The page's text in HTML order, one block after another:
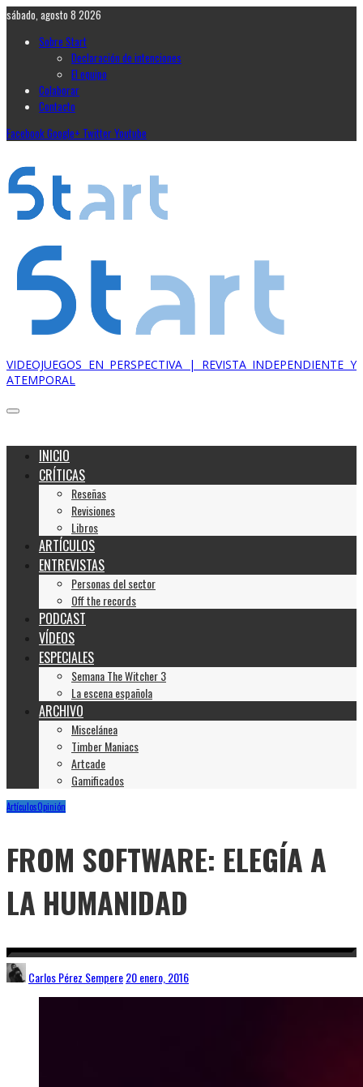
sábado, agosto 8 2026
Sobre Start
Declaración de intenciones
El equipo
Colaborar
Contacto
FacebookGoogle+ TwitterYoutube
VIDEOJUEGOS EN PERSPECTIVA | REVISTA INDEPENDIENTE Y
ATEMPORAL
INICIO
CRÍTICAS
Reseñas
Revisiones
Libros
ARTÍCULOS
ENTREVISTAS
Personas del sector
Off the records
PODCAST
VÍDEOS
ESPECIALES
Semana The Witcher 3
La escena española
ARCHIVO
Miscelánea
Timber Maniacs
Artcade
Gamificados
ArtículosOpinión
FROM SOFTWARE: ELEGÍA A
LA HUMANIDAD
Carlos Pérez Sempere20 enero, 2016